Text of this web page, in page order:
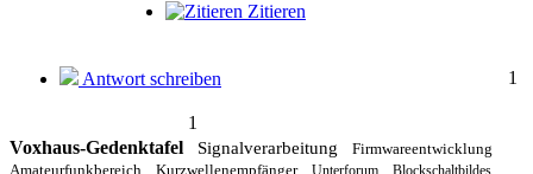
Zitieren
Antwort schreiben 1
1
Voxhaus-Gedenktafel
Signalverarbeitung
Firmwareentwicklung
Amateurfunkbereich
Kurzwellenempfänger Unterforum Blockschaltbildes